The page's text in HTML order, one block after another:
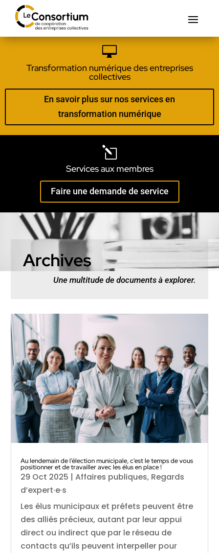

Transformation numérique des entreprises
collectives
En savoir plus sur nos services en
transformation numérique
l
Services aux membres
Faire une demande de service
Archives
Une multitude de documents à explorer.
Au lendemain de l’élection municipale, c’est le temps de vous
positionner et de travailler avec les élus en place !
29 Oct 2025 |Affaires publiques, Regards
d’expert·e·s
Les élus municipaux et préfets peuvent être
des alliés précieux, autant par leur appui
direct ou indirect que par le réseau de
contacts qu’ils peuvent interpeller pour